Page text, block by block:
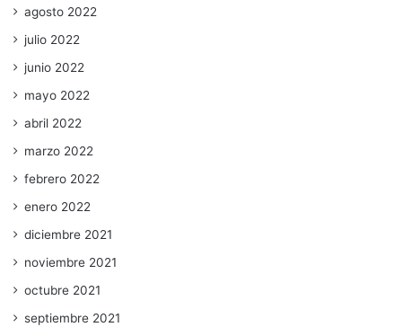
agosto 2022
julio 2022
junio 2022
mayo 2022
abril 2022
marzo 2022
febrero 2022
enero 2022
diciembre 2021
noviembre 2021
octubre 2021
septiembre 2021